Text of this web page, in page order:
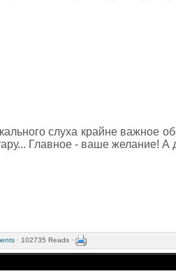
слуха крайне важное
Главное - ваше желание! А
· 102735 Reads ·